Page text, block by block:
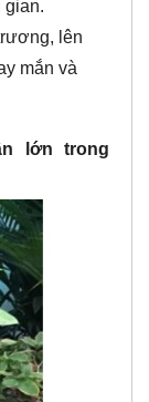
gian.
lên
mắn và
lớn trong